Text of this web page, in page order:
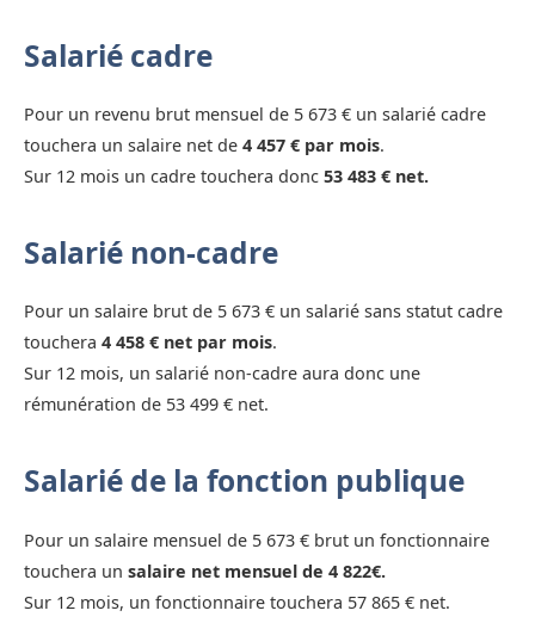
Salarié cadre
Pour un revenu brut mensuel de 5 673 € un salarié cadre
touchera un salaire net de 4 457 € par mois.
Sur 12 mois un cadre touchera donc 53 483 € net.
Salarié non-cadre
Pour un salaire brut de 5 673 € un salarié sans statut cadre
touchera 4 458 € net par mois.
Sur 12 mois, un salarié non-cadre aura donc une
rémunération de 53 499 € net.
Salarié de la fonction publique
Pour un salaire mensuel de 5 673 € brut un fonctionnaire
touchera un salaire net mensuel de 4 822€.
Sur 12 mois, un fonctionnaire touchera 57 865 € net.